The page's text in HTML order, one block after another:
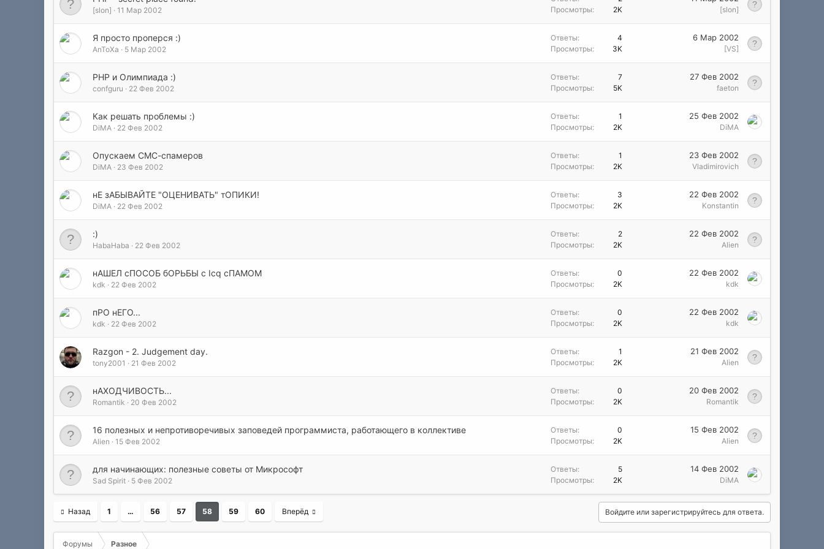
[slon] 11 Мар 2002
Просмотры
2K [slon]
Я просто проперся :)
AnToXa 5 Мар 2002
Ответы
4
Просмотры
3K
6 Мар 2002
[VS]
PHP и Олимпиада :)
confguru 22 Фев 2002
Ответы
7
Просмотры
5K
27 Фев 2002
faeton
Как решать проблемы :)
DiMA 22 Фев 2002
Ответы
1
Просмотры
2K
25 Фев 2002
DiMA
Опускаем СМС-спамеров
DiMA 23 Фев 2002
Ответы
1
Просмотры
2K
23 Фев 2002
Vladimirovich
нЕ зАБЫВАЙТЕ "ОЦЕНИВАТЬ" тОПИКИ!
DiMA 22 Фев 2002
Ответы
3
Просмотры
2K
22 Фев 2002
Konstantin
:)
HabaHaba 22 Фев 2002
Ответы
2
Просмотры
2K
22 Фев 2002
Alien
нАШЕЛ сПОСОБ бОРЬБЫ с Icq сПАМОМ
kdk 22 Фев 2002
Ответы
0
Просмотры
2K
22 Фев 2002
kdk
пРО нЕГО...
kdk 22 Фев 2002
Ответы
0
Просмотры
2K
22 Фев 2002
kdk
Razgon - 2. Judgement day.
tony2001 21 Фев 2002
Ответы
1
Просмотры
2K
21 Фев 2002
Alien
нАХОДЧИВОСТЬ...
Romantik 20 Фев 2002
Ответы
0
Просмотры
2K
20 Фев 2002
Romantik
16 полезных и непротиворечивых заповедей программиста, работающего в коллективе
Alien 15 Фев 2002
Ответы
0
Просмотры
2K
15 Фев 2002
Alien
для начинающих: полезные советы от Микрософт
Sad Spirit 5 Фев 2002
Ответы
5
Просмотры
2K
14 Фев 2002
DiMA
Назад 1 … 56 57 58 59 60 Вперёд Войдите или зарегистрируйтесь для ответа.
Форумы Разное